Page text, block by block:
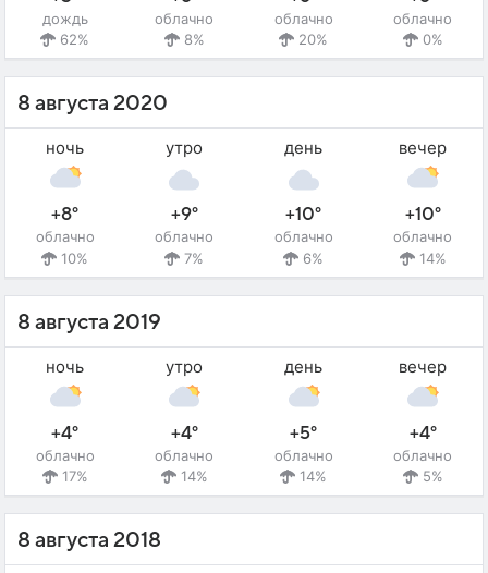
дождь
62%
облачно
8%
облачно
20%
облачно
0%
8 августа 2020
ночь
+8°
облачно
10%
утро
+9°
облачно
7%
день
+10°
облачно
6%
вечер
+10°
облачно
14%
8 августа 2019
ночь
+4°
облачно
17%
утро
+4°
облачно
14%
день
+5°
облачно
14%
вечер
+4°
облачно
5%
8 августа 2018